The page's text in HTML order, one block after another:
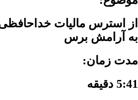
از استرس مالیات خداحافظی
به آرامش برس
مدت زمان:
5:41 دقیقه